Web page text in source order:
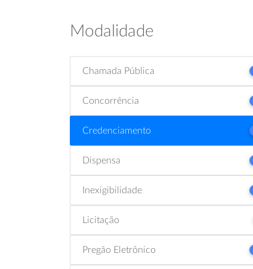
Modalidade
Chamada Pública
Concorrência
Credenciamento
Dispensa
Inexigibilidade
Licitação
Pregão Eletrônico